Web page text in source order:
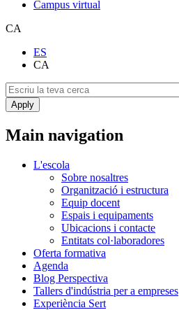
Campus virtual
CA
ES
CA
Main navigation
L'escola
Sobre nosaltres
Organització i estructura
Equip docent
Espais i equipaments
Ubicacions i contacte
Entitats col·laboradores
Oferta formativa
Agenda
Blog Perspectiva
Tallers d'indústria per a empreses
Experiència Sert